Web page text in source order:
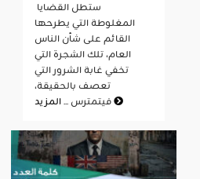
المغلوطة التي يطرحها
القائم على شأن الناس
العام، تلك الشجرة التي
تخفي غابة الشرور التي
تعصف بالحقيقة،
فيتمترس ...المزيد